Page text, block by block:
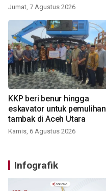
Jumat, 7 Agustus 2026
KKP beri benur hingga
eskavator untuk pemulihan
tambak di Aceh Utara
Kamis, 6 Agustus 2026
Infografik